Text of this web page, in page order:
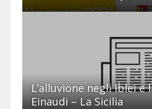
L’alluvione negli Iblei e
Einaudi – La Sicilia